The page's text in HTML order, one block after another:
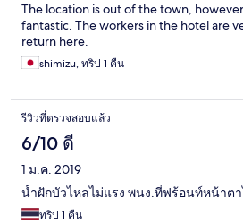
The location is out of the town,
fantastic. The workers in the hotel are
return here.
shimizu, ทริป 1 คืน
รีวิวที่ตรวจสอบแล้ว
6/10 ดี
1 ม.ค. 2019
น้ำฝักบัวไหลไม่แรง พนง.ที่ฟร้อนท์หน้าต
ทริป 1 คืน